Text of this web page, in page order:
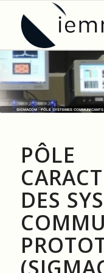
SIGMACOM : PÔLE SYSTEMES COMMUNICANTS
PÔLE
DES